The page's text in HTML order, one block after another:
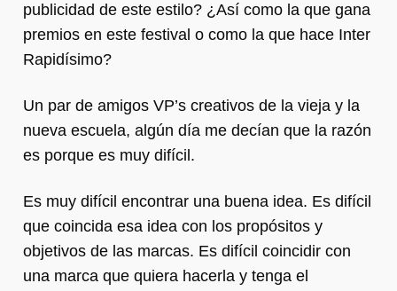
publicidad de este estilo? ¿Así como la que gana
premios en este festival o como la que hace Inter
Rapidísimo?
Un par de amigos VP’s creativos de la vieja y la
nueva escuela, algún día me decían que la razón
es porque es muy difícil.
Es muy difícil encontrar una buena idea. Es difícil
que coincida esa idea con los propósitos y
objetivos de las marcas. Es difícil coincidir con
una marca que quiera hacerla y tenga el